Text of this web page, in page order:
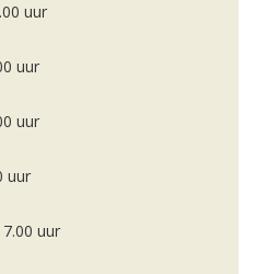
uur
uur
uur
uur
uur